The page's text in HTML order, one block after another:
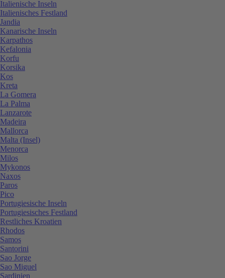
Italienische Inseln
Italienisches Festland
Jandia
Kanarische Inseln
Karpathos
Kefalonia
Korfu
Korsika
Kos
Kreta
La Gomera
La Palma
Lanzarote
Madeira
Mallorca
Malta (Insel)
Menorca
Milos
Mykonos
Naxos
Paros
Pico
Portugiesische Inseln
Portugiesisches Festland
Restliches Kroatien
Rhodos
Samos
Santorini
Sao Jorge
Sao Miguel
Sardinien